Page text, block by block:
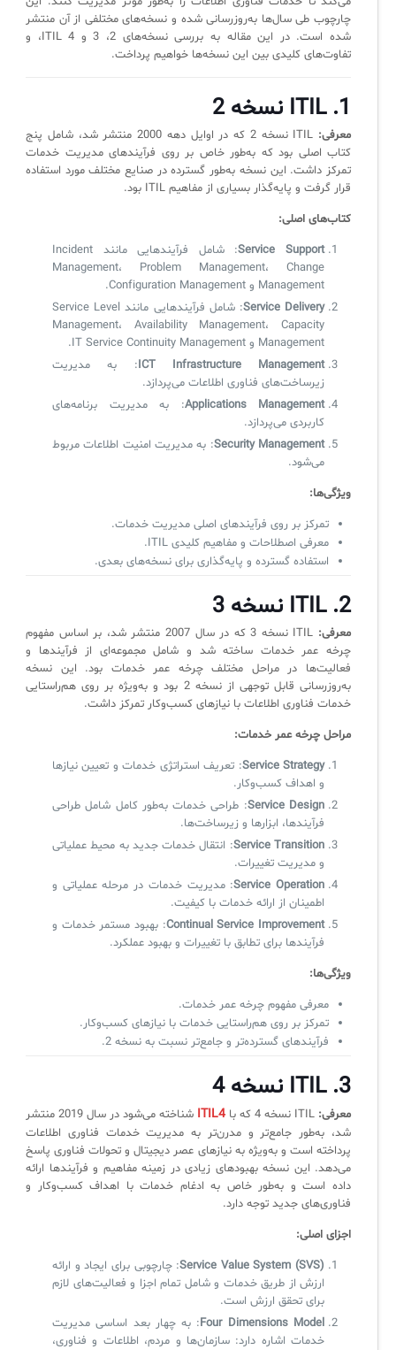
چارچوب طی سال‌ها به‌روزرسانی شده و نسخه‌های مختلفی از آن منتشر
شده است. در این مقاله به بررسی نسخه‌های 2، 3 و 4 ITIL، و
تفاوت‌های کلیدی بین این نسخه‌ها خواهیم پرداخت.
1. ITIL نسخه 2
معرفی:
ITIL نسخه 2 که در اوایل دهه 2000 منتشر شد، شامل پنج
کتاب اصلی بود که به‌طور خاص بر روی فرآیندهای مدیریت خدمات
تمرکز داشت. این نسخه به‌طور گسترده در صنایع مختلف مورد استفاده
قرار گرفت و پایه‌گذار بسیاری از مفاهیم ITIL بود.
کتاب‌های اصلی:
Service Support
: شامل فرآیندهایی مانند Incident
Management، Problem Management، Change
Management و Configuration Management.
Service Delivery
: شامل فرآیندهایی مانند Service Level
Management، Availability Management، Capacity
Management و IT Service Continuity Management.
ICT Infrastructure Management: به مدیریت
زیرساخت‌های فناوری اطلاعات می‌پردازد.
Applications Management: به مدیریت برنامه‌های
کاربردی می‌پردازد.
Security Management: به مدیریت امنیت اطلاعات مربوط
می‌شود.
ویژگی‌ها:
تمرکز بر روی فرآیندهای اصلی مدیریت خدمات.
معرفی اصطلاحات و مفاهیم کلیدی ITIL.
استفاده گسترده و پایه‌گذاری برای نسخه‌های بعدی.
2. ITIL نسخه 3
معرفی:
ITIL نسخه 3 که در سال 2007 منتشر شد، بر اساس مفهوم
چرخه عمر خدمات ساخته شد و شامل مجموعه‌ای از فرآیندها و
فعالیت‌ها در مراحل مختلف چرخه عمر خدمات بود. این نسخه
به‌روزرسانی قابل توجهی از نسخه 2 بود و به‌ویژه بر روی هم‌راستایی
خدمات فناوری اطلاعات با نیازهای کسب‌وکار تمرکز داشت.
مراحل چرخه عمر خدمات:
Service Strategy: تعریف استراتژی خدمات و تعیین نیازها
و اهداف کسب‌وکار.
Service Design: طراحی خدمات به‌طور کامل شامل طراحی
فرآیندها، ابزارها و زیرساخت‌ها.
Service Transition: انتقال خدمات جدید به محیط عملیاتی
و مدیریت تغییرات.
Service Operation: مدیریت خدمات در مرحله عملیاتی و
اطمینان از ارائه خدمات با کیفیت.
Continual Service Improvement: بهبود مستمر خدمات و
فرآیندها برای تطابق با تغییرات و بهبود عملکرد.
ویژگی‌ها:
معرفی مفهوم چرخه عمر خدمات.
تمرکز بر روی هم‌راستایی خدمات با نیازهای کسب‌وکار.
فرآیندهای گسترده‌تر و جامع‌تر نسبت به نسخه 2.
3. ITIL نسخه 4
معرفی: ITIL4
شناخته می‌شود در سال 2019 منتشر
شد، به‌طور جامع‌تر و مدرن‌تر به مدیریت خدمات فناوری اطلاعات
پرداخته است و به‌ویژه به نیازهای عصر دیجیتال و تحولات فناوری پاسخ
می‌دهد. این نسخه بهبودهای زیادی در زمینه مفاهیم و فرآیندها ارائه
داده است و به‌طور خاص به ادغام خدمات با اهداف کسب‌وکار و
فناوری‌های جدید توجه دارد.
اجزای اصلی:
Service Value System (SVS): چارچوبی برای ایجاد و ارائه
ارزش از طریق خدمات و شامل تمام اجزا و فعالیت‌های لازم
برای تحقق ارزش است.
Four Dimensions Model: به چهار بعد اساسی مدیریت
خدمات اشاره دارد: سازمان‌ها و مردم، اطلاعات و فناوری،
کازیو
مدیریت خدمات سازمانی
سرویس دسک پلاس MSP
اندپوینت سنترال [سامانه مدیریت نقاط پایانی]
Log360 ابزار SIEM
برنامه‌ساز هوشمند App Creator
سیستم هوشمند مدیریت فروش و فاکتور
سامانه مدیریت امنیت اطلاعات
سلف سرویس کاربران
سامانه مدیریت دارایی‌ها [Asset Explorer]
سامانه مدیریت پشتیبانی مشتریان
DDI
◉
ManageEngine Malware Protection Plus
سامانه مدیریت و مانیتورینگ شبکه
راهکارهای مدیریتی فناوری اطلاعات برای مراکز آموزشی و دانشگاه‌ها
مدیریت خدمات منابع انسانی
CIs Control
مجموعه راهکارهای آیناک
لیست کامل 34 تمرین ITIL4
آموزش سیستم مدیریت خدمات فناوری اطلاعات
نکته‌های کلیدی برای مدیر انفورماتیک
آموزش‌ ویدیویی مفاهیم سرویس دسک
آموزش فارسی ITIL4
چارچوب ITIL برای همه
فلافلی_فناوری
آرشیو دانلودهای مدانت
لیست دوره‌ها